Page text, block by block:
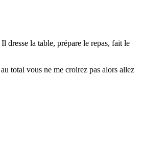
dresse la table, prépare le repas, fait le
au total vous ne me croirez pas alors allez